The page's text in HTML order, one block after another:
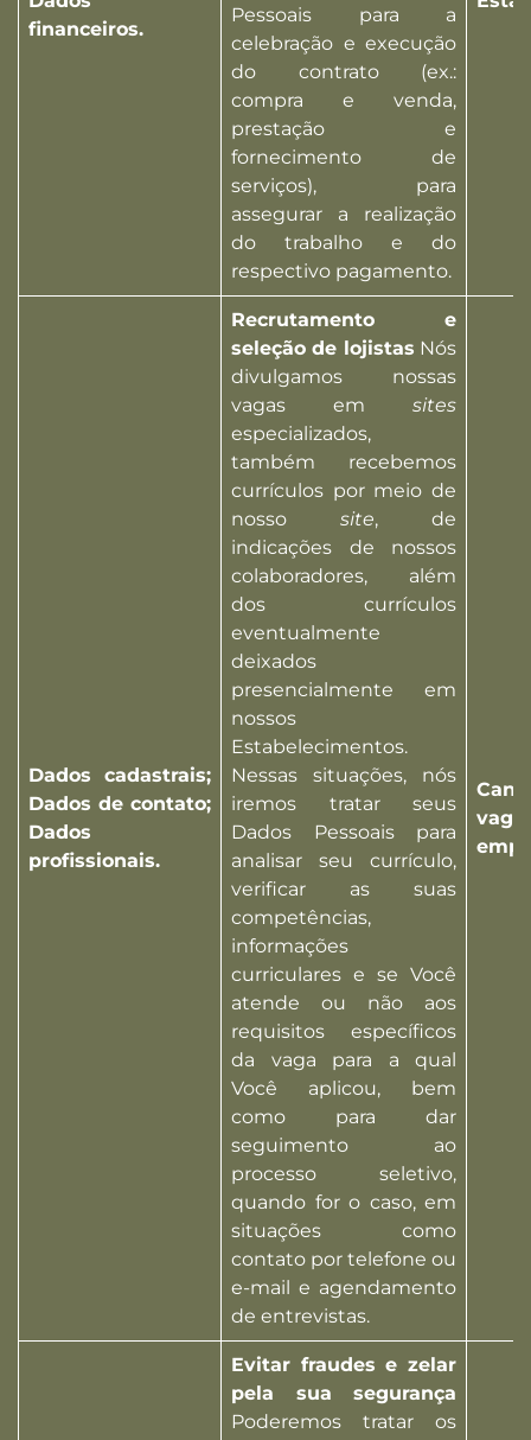
financeiros.
Pessoais para a
celebração e execução
do contrato (ex.:
compra e venda,
prestação e
fornecimento de
serviços), para
assegurar a realização
do trabalho e do
respectivo pagamento.
Dados cadastrais;
Dados de contato;
Dados
profissionais.
Recrutamento e
seleção de lojistas Nós
divulgamos nossas
vagas em sites
especializados,
também recebemos
currículos por meio de
nosso site, de
indicações de nossos
colaboradores, além
dos currículos
eventualmente
deixados
presencialmente em
nossos
Estabelecimentos.
Nessas situações, nós
iremos tratar seus
Dados Pessoais para
analisar seu currículo,
verificar as suas
competências,
informações
curriculares e se Você
atende ou não aos
requisitos específicos
da vaga para a qual
Você aplicou, bem
como para dar
seguimento ao
processo seletivo,
quando for o caso, em
situações como
contato por telefone ou
e-mail e agendamento
de entrevistas.
Evitar fraudes e zelar
pela sua segurança
Poderemos tratar os